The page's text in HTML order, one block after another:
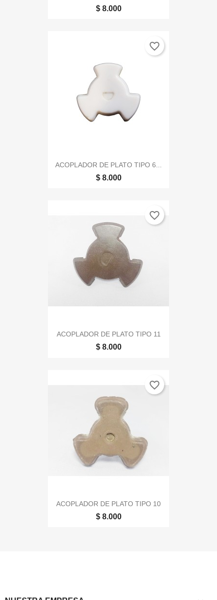
$ 8.000
ACOPLADOR DE PLATO TIPO 6...
$ 8.000
favorite_border
ACOPLADOR DE PLATO TIPO 11
$ 8.000
favorite_border
ACOPLADOR DE PLATO TIPO 10
$ 8.000
favorite_border